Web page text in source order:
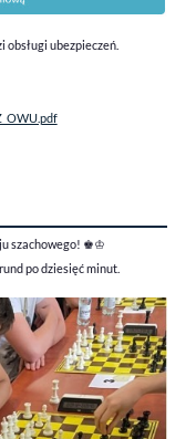
obsługi ubezpieczeń.
szachowego! ♚♔
po dziesięć minut.